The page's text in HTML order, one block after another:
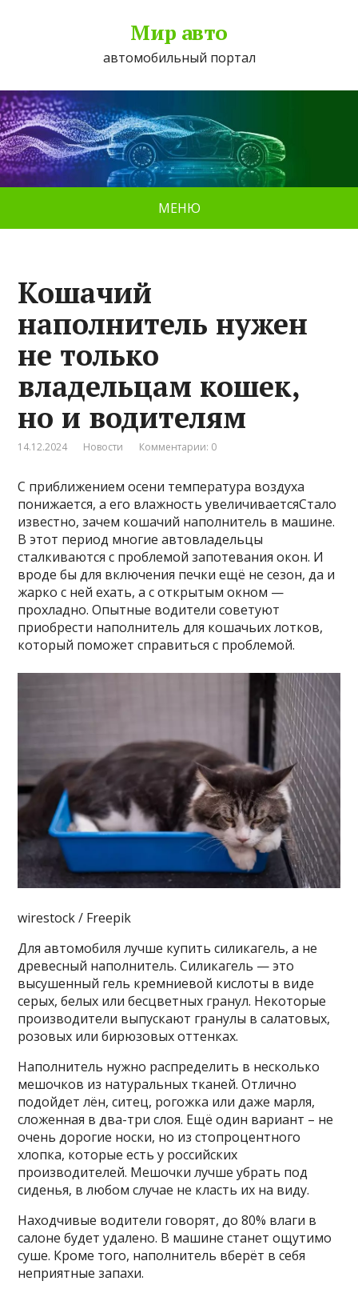
Мир авто
автомобильный портал
МЕНЮ
Кошачий
наполнитель нужен
не только
владельцам кошек,
но и водителям
14.12.2024 Новости Комментарии: 0
С приближением осени температура воздуха
понижается, а его влажность увеличиваетсяСтало
известно, зачем кошачий наполнитель в машине.
В этот период многие автовладельцы
сталкиваются с проблемой запотевания окон. И
вроде бы для включения печки ещё не сезон, да и
жарко с ней ехать, а с открытым окном —
прохладно. Опытные водители советуют
приобрести наполнитель для кошачьих лотков,
который поможет справиться с проблемой.
wirestock / Freepik
Для автомобиля лучше купить силикагель, а не
древесный наполнитель. Силикагель — это
высушенный гель кремниевой кислоты в виде
серых, белых или бесцветных гранул. Некоторые
производители выпускают гранулы в салатовых,
розовых или бирюзовых оттенках.
Наполнитель нужно распределить в несколько
мешочков из натуральных тканей. Отлично
подойдет лён, ситец, рогожка или даже марля,
сложенная в два-три слоя. Ещё один вариант – не
очень дорогие носки, но из стопроцентного
хлопка, которые есть у российских
производителей. Мешочки лучше убрать под
сиденья, в любом случае не класть их на виду.
Находчивые водители говорят, до 80% влаги в
салоне будет удалено. В машине станет ощутимо
суше. Кроме того, наполнитель вберёт в себя
неприятные запахи.